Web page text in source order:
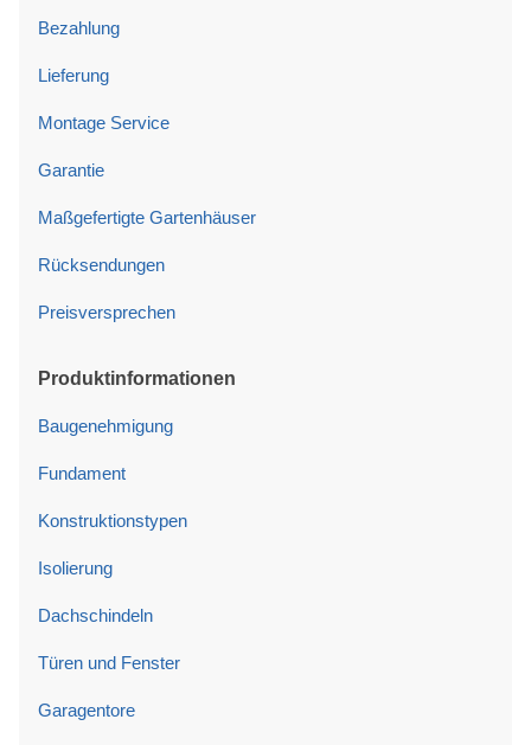
Bezahlung
Lieferung
Montage Service
Garantie
Maßgefertigte Gartenhäuser
Rücksendungen
Preisversprechen
Produktinformationen
Baugenehmigung
Fundament
Konstruktionstypen
Isolierung
Dachschindeln
Türen und Fenster
Garagentore